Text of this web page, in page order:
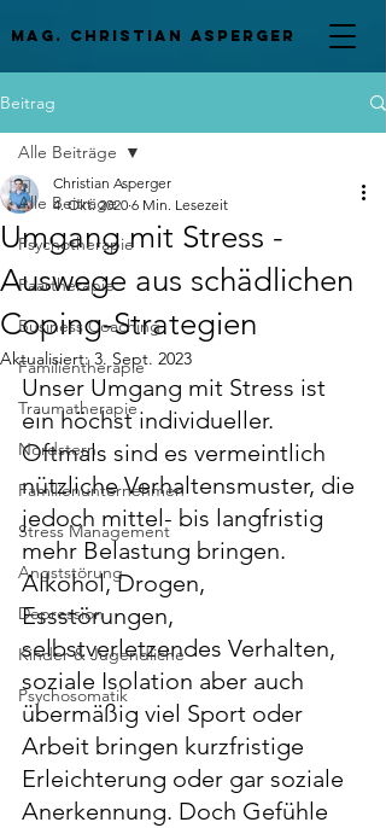
mag. Christian asperger
Beitrag
Alle Beiträge
Psychotherapie
Paartherapie
Business Coaching
Familientherapie
Traumatherapie
Nordstern
Familienunternehmen
Stress Management
Angststörung
Depression
Kinder & Jugendliche
Psychosomatik
Alle Beiträge
Umgang mit Stress -
Auswege aus schädlichen
Coping-Strategien
Christian Asperger
4. Okt. 2020 6 Min. Lesezeit
Aktualisiert: 3. Sept. 2023
Unser Umgang mit Stress ist
ein höchst individueller.
Oftmals sind es vermeintlich
nützliche Verhaltensmuster, die
jedoch mittel- bis langfristig
mehr Belastung bringen.
Alkohol, Drogen,
Essstörungen,
selbstverletzendes Verhalten,
soziale Isolation aber auch
übermäßig viel Sport oder
Arbeit bringen kurzfristige
Erleichterung oder gar soziale
Anerkennung. Doch Gefühle